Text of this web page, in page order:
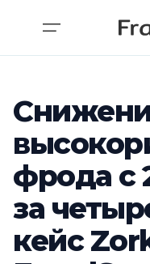
фрода с
за
кейс